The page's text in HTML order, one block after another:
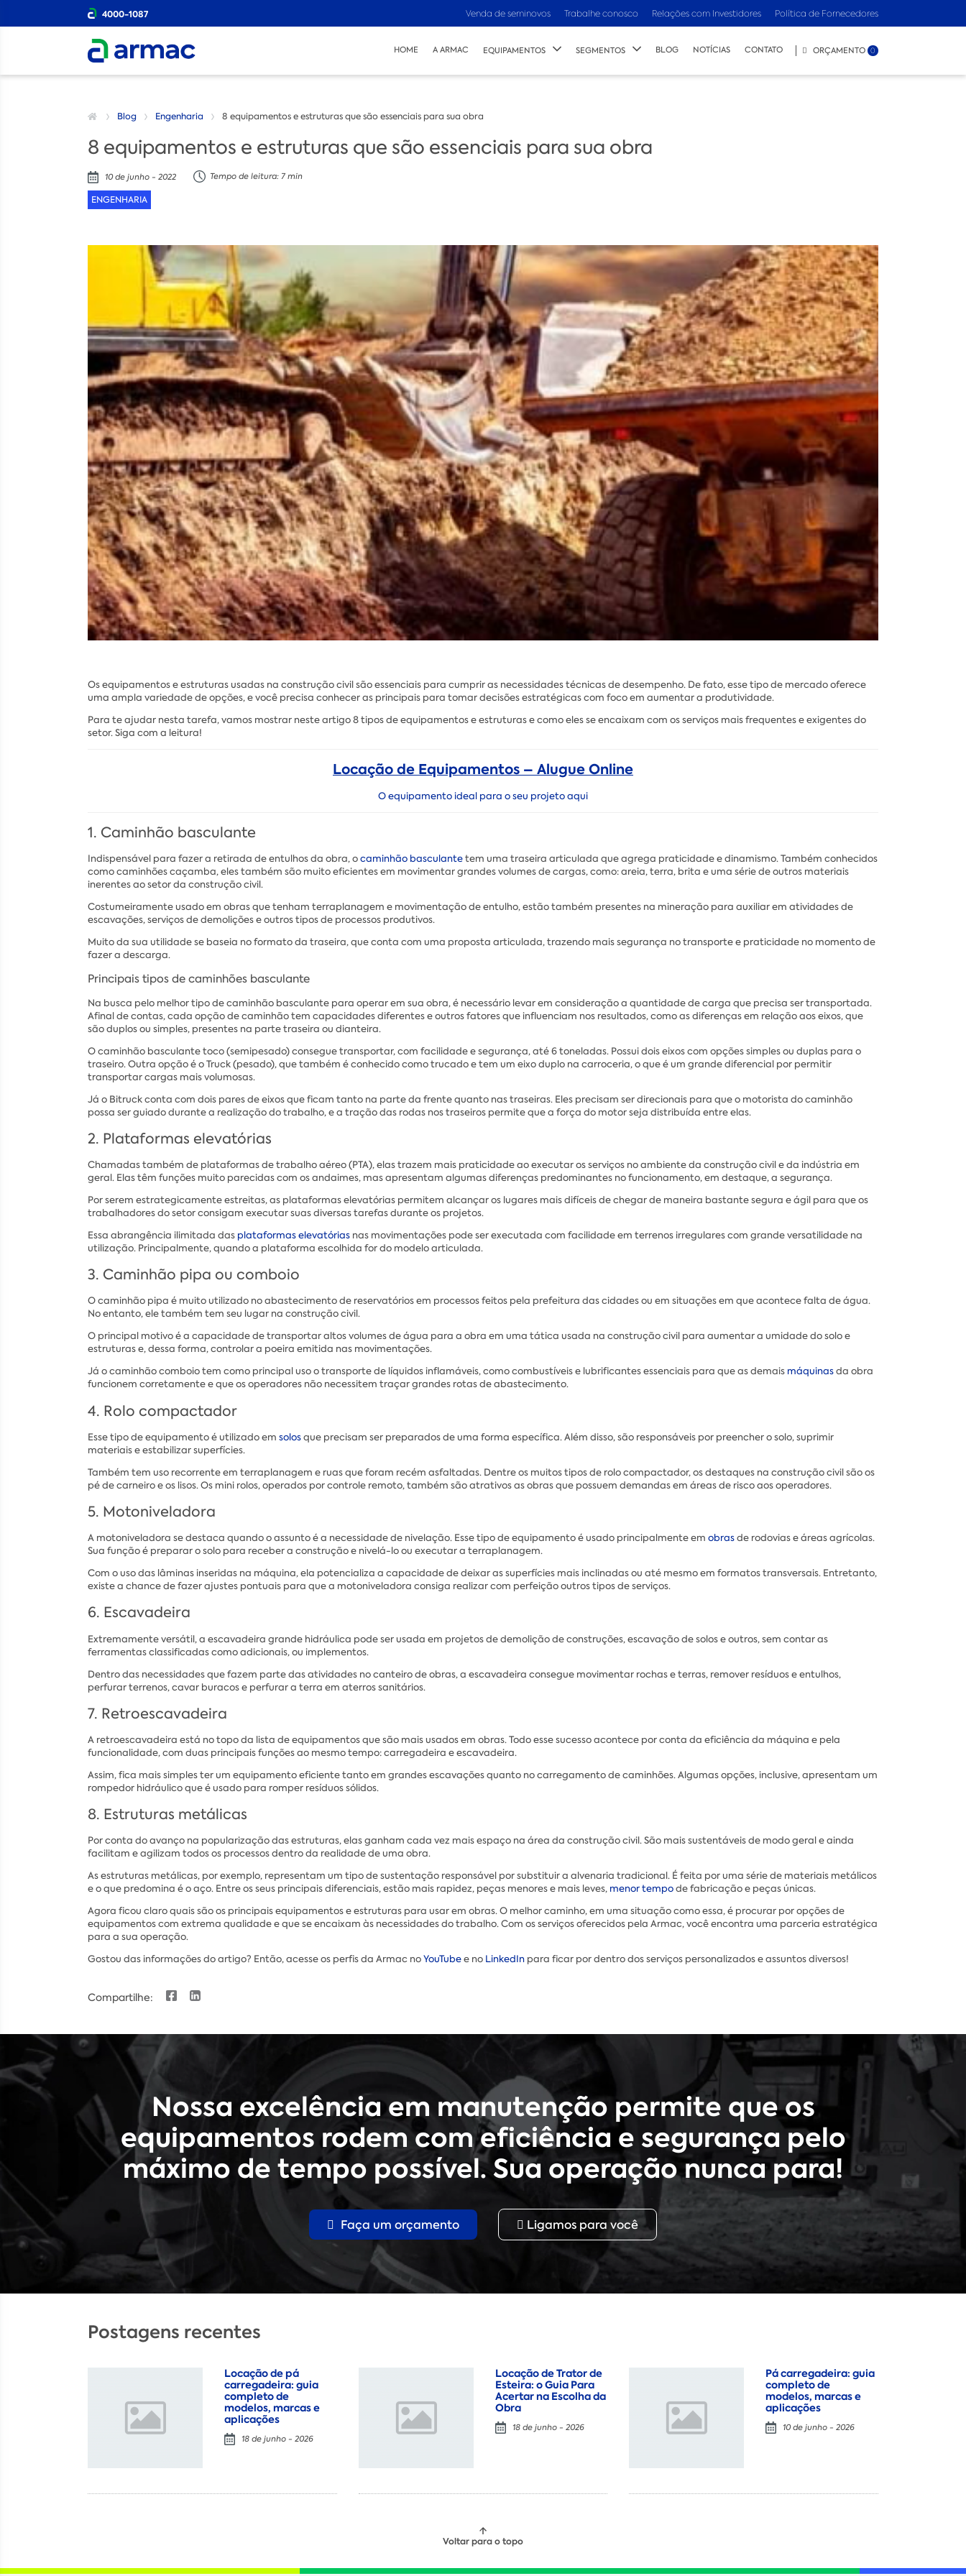
4000-1087 Venda de seminovos Trabalhe conosco Relações com Investidores Política de Fornecedores
HOME A ARMAC EQUIPAMENTOS SEGMENTOS BLOG NOTÍCIAS CONTATO ORÇAMENTO 0
Blog Engenharia 8 equipamentos e estruturas que são essenciais para sua obra
8 equipamentos e estruturas que são essenciais para sua obra
10 de junho - 2022 Tempo de leitura: 7 min
ENGENHARIA
Os equipamentos e estruturas usadas na construção civil são essenciais para cumprir as necessidades técnicas de desempenho. De fato, esse tipo de mercado oferece
uma ampla variedade de opções, e você precisa conhecer as principais para tomar decisões estratégicas com foco em aumentar a produtividade.
Para te ajudar nesta tarefa, vamos mostrar neste artigo 8 tipos de equipamentos e estruturas e como eles se encaixam com os serviços mais frequentes e exigentes do
setor. Siga com a leitura!
Locação de Equipamentos – Alugue Online
O equipamento ideal para o seu projeto aqui
1. Caminhão basculante
Indispensável para fazer a retirada de entulhos da obra, ocaminhão basculantetem uma traseira articulada que agrega praticidade e dinamismo. Também conhecidos
como caminhões caçamba, eles também são muito eficientes em movimentar grandes volumes de cargas, como: areia, terra, brita e uma série de outros materiais
inerentes ao setor da construção civil.
Costumeiramente usado em obras que tenham terraplanagem e movimentação de entulho, estão também presentes na mineração para auxiliar em atividades de
escavações, serviços de demolições e outros tipos de processos produtivos.
Muito da sua utilidade se baseia no formato da traseira, que conta com uma proposta articulada, trazendo mais segurança no transporte e praticidade no momento de
fazer a descarga.
Principais tipos de caminhões basculante
Na busca pelo melhor tipo de caminhão basculante para operar em sua obra, é necessário levar em consideração a quantidade de carga que precisa ser transportada.
Afinal de contas, cada opção de caminhão tem capacidades diferentes e outros fatores que influenciam nos resultados, como as diferenças em relação aos eixos, que
são duplos ou simples, presentes na parte traseira ou dianteira.
O caminhão basculante toco (semipesado) consegue transportar, com facilidade e segurança, até 6 toneladas. Possui dois eixos com opções simples ou duplas para o
traseiro. Outra opção é o Truck (pesado), que também é conhecido como trucado e tem um eixo duplo na carroceria, o que é um grande diferencial por permitir
transportar cargas mais volumosas.
Já o Bitruck conta com dois pares de eixos que ficam tanto na parte da frente quanto nas traseiras. Eles precisam ser direcionais para que o motorista do caminhão
possa ser guiado durante a realização do trabalho, e a tração das rodas nos traseiros permite que a força do motor seja distribuída entre elas.
2. Plataformas elevatórias
Chamadas também de plataformas de trabalho aéreo (PTA), elas trazem mais praticidade ao executar os serviços no ambiente da construção civil e da indústria em
geral. Elas têm funções muito parecidas com os andaimes, mas apresentam algumas diferenças predominantes no funcionamento, em destaque, a segurança.
Por serem estrategicamente estreitas, as plataformas elevatórias permitem alcançar os lugares mais difíceis de chegar de maneira bastante segura e ágil para que os
trabalhadores do setor consigam executar suas diversas tarefas durante os projetos.
Essa abrangência ilimitada das plataformas elevatórias nas movimentações pode ser executada com facilidade em terrenos irregulares com grande versatilidade na
utilização. Principalmente, quando a plataforma escolhida for do modelo articulada.
3. Caminhão pipa ou comboio
O caminhão pipa é muito utilizado no abastecimento de reservatórios em processos feitos pela prefeitura das cidades ou em situações em que acontece falta de água.
No entanto, ele também tem seu lugar na construção civil.
O principal motivo é a capacidade de transportar altos volumes de água para a obra em uma tática usada na construção civil para aumentar a umidade do solo e
estruturas e, dessa forma, controlar a poeira emitida nas movimentações.
Já o caminhão comboio tem como principal uso o transporte de líquidos inflamáveis, como combustíveis e lubrificantes essenciais para que as demais máquinasda obra
funcionem corretamente e que os operadores não necessitem traçar grandes rotas de abastecimento.
4. Rolo compactador
Esse tipo de equipamento é utilizado em solosque precisam ser preparados de uma forma específica. Além disso, são responsáveis por preencher o solo, suprimir
materiais e estabilizar superfícies.
Também tem uso recorrente em terraplanagem e ruas que foram recém asfaltadas. Dentre os muitos tipos de rolo compactador, os destaques na construção civil são os
pé de carneiro e os lisos. Os mini rolos, operados por controle remoto, também são atrativos as obras que possuem demandas em áreas de risco aos operadores.
5. Motoniveladora
A motoniveladora se destaca quando o assunto é a necessidade de nivelação. Esse tipo de equipamento é usado principalmente em obrasde rodovias e áreas agrícolas.
Sua função é preparar o solo para receber a construção e nivelá-lo ou executar a terraplanagem.
Com o uso das lâminas inseridas na máquina, ela potencializa a capacidade de deixar as superfícies mais inclinadas ou até mesmo em formatos transversais. Entretanto,
existe a chance de fazer ajustes pontuais para que a motoniveladora consiga realizar com perfeição outros tipos de serviços.
6. Escavadeira
Extremamente versátil, a escavadeira grande hidráulica pode ser usada em projetos de demolição de construções, escavação de solos e outros, sem contar as
ferramentas classificadas como adicionais, ou implementos.
Dentro das necessidades que fazem parte das atividades no canteiro de obras, a escavadeira consegue movimentar rochas e terras, remover resíduos e entulhos,
perfurar terrenos, cavar buracos e perfurar a terra em aterros sanitários.
7. Retroescavadeira
A retroescavadeira está no topo da lista de equipamentos que são mais usados em obras. Todo esse sucesso acontece por conta da eficiência da máquina e pela
funcionalidade, com duas principais funções ao mesmo tempo: carregadeira e escavadeira.
Assim, fica mais simples ter um equipamento eficiente tanto em grandes escavações quanto no carregamento de caminhões. Algumas opções, inclusive, apresentam um
rompedor hidráulico que é usado para romper resíduos sólidos.
8. Estruturas metálicas
Por conta do avanço na popularização das estruturas, elas ganham cada vez mais espaço na área da construção civil. São mais sustentáveis de modo geral e ainda
facilitam e agilizam todos os processos dentro da realidade de uma obra.
As estruturas metálicas, por exemplo, representam um tipo de sustentação responsável por substituir a alvenaria tradicional. É feita por uma série de materiais metálicos
e o que predomina é o aço. Entre os seus principais diferenciais, estão mais rapidez, peças menores e mais leves, menor tempode fabricação e peças únicas.
Agora ficou claro quais são os principais equipamentos e estruturas para usar em obras. O melhor caminho, em uma situação como essa, é procurar por opções de
equipamentos com extrema qualidade e que se encaixam às necessidades do trabalho. Com os serviços oferecidos pela Armac, você encontra uma parceria estratégica
para a sua operação.
Gostou das informações do artigo? Então, acesse os perfis da Armac noYouTubee no LinkedIn para ficar por dentro dos serviços personalizados e assuntos diversos!
Compartilhe:
Nossa excelência em manutenção permite que os
equipamentos rodem com eficiência e segurança pelo
máximo de tempo possível. Sua operação nunca para!
Faça um orçamento Ligamos para você
Postagens recentes
Locação de pá
carregadeira: guia
completo de
modelos, marcas e
aplicações
18 de junho - 2026
Locação de Trator de
Esteira: o Guia Para
Acertar na Escolha da
Obra
18 de junho - 2026
Pá carregadeira: guia
completo de
modelos, marcas e
aplicações
10 de junho - 2026
Voltar para o topo